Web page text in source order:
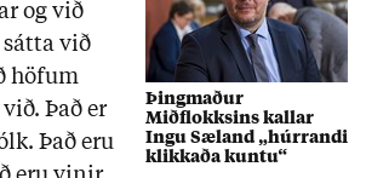
Þingmaður
Miðflokksins kallar
Ingu Sæland „húrrandi
klikkaða kuntu“
og við
við
höfum
Það er
Það eru